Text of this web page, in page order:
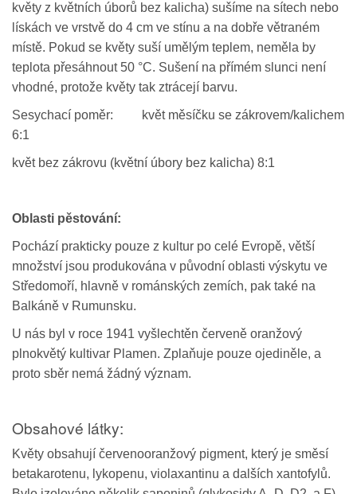
květy z květních úborů bez kalicha) sušíme na sítech nebo
lískách ve vrstvě do 4 cm ve stínu a na dobře větraném
místě. Pokud se květy suší umělým teplem, neměla by
teplota přesáhnout 50 °C. Sušení na přímém slunci není
vhodné, protože květy tak ztrácejí barvu.
Sesychací poměr: květ měsíčku se zákrovem/kalichem
6:1
květ bez zákrovu (květní úbory bez kalicha) 8:1
Oblasti pěstování:
Pochází prakticky pouze z kultur po celé Evropě, větší
množství jsou produkována v původní oblasti výskytu ve
Středomoří, hlavně v románských zemích, pak také na
Balkáně v Rumunsku.
U nás byl v roce 1941 vyšlechtěn červeně oranžový
plnokvětý kultivar Plamen. Zplaňuje pouze ojediněle, a
proto sběr nemá žádný význam.
Obsahové látky:
Květy obsahují červenooranžový pigment, který je směsí
betakarotenu, lykopenu, violaxantinu a dalších xantofylů.